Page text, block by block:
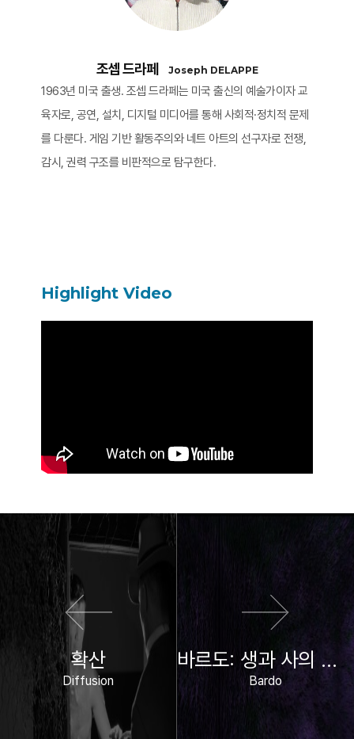
조셉 드라페 Joseph DELAPPE
1963년 미국 출생. 조셉 드라페는 미국 출신의 예술가이자 교
육자로, 공연, 설치, 디지털 미디어를 통해 사회적·정치적 문제
를 다룬다. 게임 기반 활동주의와 네트 아트의 선구자로 전쟁,
감시, 권력 구조를 비판적으로 탐구한다.
Highlight Video
이전 영화
확산
Diffusion
바르도: 생과 사의 사이에서
Bardo